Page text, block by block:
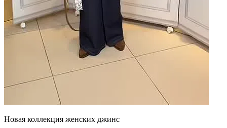
Новая коллекция женских джинс